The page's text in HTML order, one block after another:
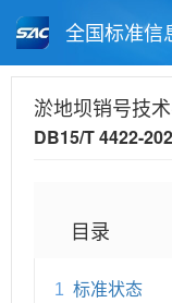
全国标准信
月报查询
淤地坝销号技术
DB15/T 4422-
目录
1 标准状态